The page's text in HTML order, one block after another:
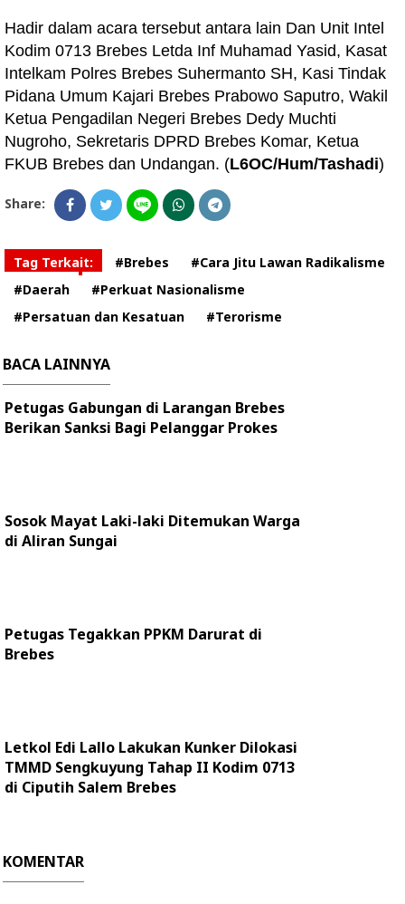
Hadir dalam acara tersebut antara lain Dan Unit Intel
Kodim 0713 Brebes Letda Inf Muhamad Yasid, Kasat
Intelkam Polres Brebes Suhermanto SH, Kasi Tindak
Pidana Umum Kajari Brebes Prabowo Saputro, Wakil
Ketua Pengadilan Negeri Brebes Dedy Muchti
Nugroho, Sekretaris DPRD Brebes Komar, Ketua
FKUB Brebes dan Undangan. (L6OC/Hum/Tashadi)
Share:
Tag Terkait: #Brebes
#Cara Jitu Lawan Radikalisme
#Daerah
#Perkuat Nasionalisme
#Persatuan dan Kesatuan
#Terorisme
BACA LAINNYA
Petugas Gabungan di Larangan Brebes
Berikan Sanksi Bagi Pelanggar Prokes
Sosok Mayat Laki-laki Ditemukan Warga
di Aliran Sungai
Petugas Tegakkan PPKM Darurat di
Brebes
Letkol Edi Lallo Lakukan Kunker Dilokasi
TMMD Sengkuyung Tahap II Kodim 0713
di Ciputih Salem Brebes
KOMENTAR